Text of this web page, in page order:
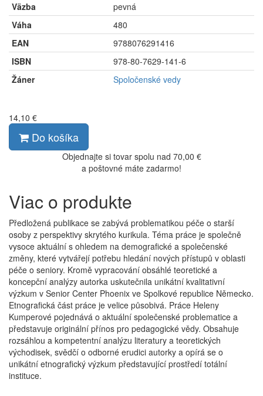
Väzba
pevná
Váha
480
EAN
9788076291416
ISBN
978-80-7629-141-6
Žáner
Spoločenské vedy
14,10 €
Do košíka
Objednajte si tovar spolu nad 70,00 €
a poštovné máte zadarmo!
Viac o produkte
Předložená publikace se zabývá problematikou péče o starší
osoby z perspektivy skrytého kurikula. Téma práce je společně
vysoce aktuální s ohledem na demografické a společenské
změny, které vytvářejí potřebu hledání nových přístupů v oblasti
péče o seniory. Kromě vypracování obsáhlé teoretické a
koncepční analýzy autorka uskutečnila unikátní kvalitativní
výzkum v Senior Center Phoenix ve Spolkové republice Německo.
Etnografická část práce je velice působivá. Práce Heleny
Kumperové pojednává o aktuální společenské problematice a
představuje originální přínos pro pedagogické vědy. Obsahuje
rozsáhlou a kompetentní analýzu literatury a teoretických
východisek, svědčí o odborné erudici autorky a opírá se o
unikátní etnografický výzkum představující prostředí totální
instituce.